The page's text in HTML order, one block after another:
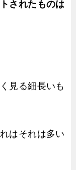
されたものは
見る細長いも
はそれは多い